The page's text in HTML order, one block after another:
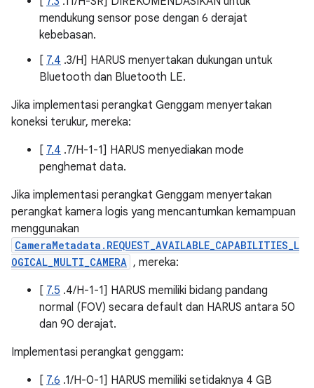
mendukung sensor pose dengan 6 derajat
kebebasan.
[ 7.4 .3/H] HARUS menyertakan dukungan untuk
Bluetooth dan Bluetooth LE.
Jika implementasi perangkat Genggam menyertakan
koneksi terukur, mereka:
[ 7.4 .7/H-1-1] HARUS menyediakan mode
penghemat data.
Jika implementasi perangkat Genggam menyertakan
perangkat kamera logis yang mencantumkan kemampuan
menggunakan
CameraMetadata.REQUEST_AVAILABLE_CAPABILITIES_L
OGICAL_MULTI_CAMERA , mereka:
[ 7.5 .4/H-1-1] HARUS memiliki bidang pandang
normal (FOV) secara default dan HARUS antara 50
dan 90 derajat.
Implementasi perangkat genggam:
[ 7.6 .1/H-0-1] HARUS memiliki setidaknya 4 GB